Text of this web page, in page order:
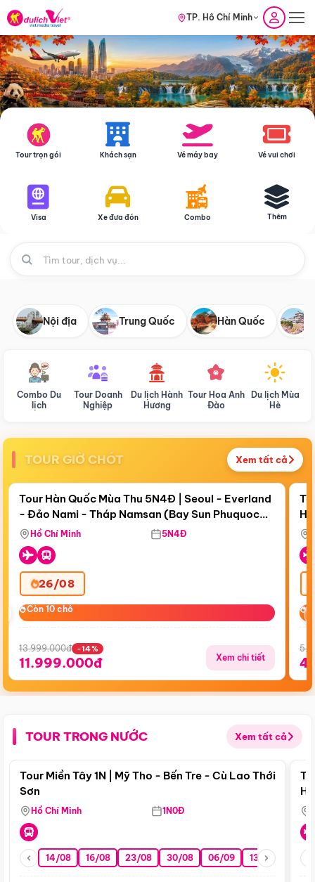
TP. Hồ Chí Minh
Tour trọn gói Khách sạn Vé máy bay Vé vui chơi
Visa Xe đưa đón Combo Thêm
Nội địa Trung Quốc Hàn Quốc
Combo Du
lịch
Tour Doanh
Nghiệp
Du lịch Hành
Hương
Tour Hoa Anh
Đào
Du lịch Mùa
Hè
TOUR GIỜ CHÓT Xem tất cả
Còn17 ngày 21:26:01
Bay Sun Phuquoc Airways
Điểm nổi bật
Tour Hàn Quốc Mùa Thu 5N4Đ | Seoul - Everland
- Đảo Nami - Tháp Namsan (Bay Sun Phuquoc
Airways)
Hồ Chí Minh 5N4Đ
26/08
Còn 10 chỗ
Còn 10 chỗ
13.999.000đ -14%
11.999.000đ Xem chi tiết
TOUR TRONG NƯỚC Xem tất cả
Điểm nổi bật
Tour Miền Tây 1N | Mỹ Tho - Bến Tre - Cù Lao Thới
Sơn
Hồ Chí Minh 1N0Đ
14/08 16/08 23/08 30/08 06/09 13/09 20/09